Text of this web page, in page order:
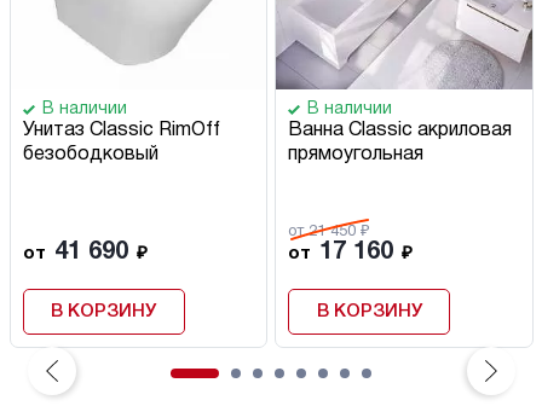
В наличии
Унитаз Classic RimOff
безободковый
от 41 690 ₽
В КОРЗИНУ
В наличии
Ванна Classic акриловая
прямоугольная
от 21 450 ₽
от 17 160 ₽
В КОРЗИНУ